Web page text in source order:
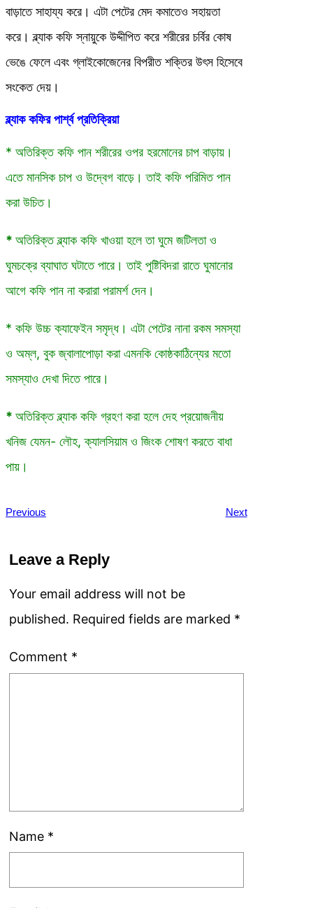
বাড়াতে সাহায্য করে। এটা পেটের মেদ কমাতেও সহায়তা
করে। ব্ল্যাক কফি স্নায়ুকে উদ্দীপিত করে শরীরের চর্বির কোষ
ভেঙে ফেলে এবং গ্লাইকোজেনের বিপরীত শক্তির উৎস হিসেবে
সংকেত দেয়।
ব্ল্যাক কফির পার্শ্ব প্রতিক্রিয়া
* অতিরিক্ত কফি পান শরীরের ওপর হরমোনের চাপ বাড়ায়।
এতে মানসিক চাপ ও উদ্বেগ বাড়ে। তাই কফি পরিমিত পান
করা উচিত।
* অতিরিক্ত ব্ল্যাক কফি খাওয়া হলে তা ঘুমে জটিলতা ও
ঘুমচক্রে ব্যাঘাত ঘটাতে পারে। তাই পুষ্টিবিদরা রাতে ঘুমানোর
আগে কফি পান না করারা পরামর্শ দেন।
* কফি উচ্চ ক্যাফেইন সমৃদ্ধ। এটা পেটের নানা রকম সমস্যা
ও অম্ল, বুক জ্বালাপোড়া করা এমনকি কোষ্ঠকাঠিন্যের মতো
সমস্যাও দেখা দিতে পারে।
* অতিরিক্ত ব্ল্যাক কফি গ্রহণ করা হলে দেহ প্রয়োজনীয়
খনিজ যেমন- লৌহ, ক্যালসিয়াম ও জিংক শোষণ করতে বাধা
পায়।
Previous Next
Leave a Reply
Your email address will not be
published. Required fields are marked *
Comment *
Name *